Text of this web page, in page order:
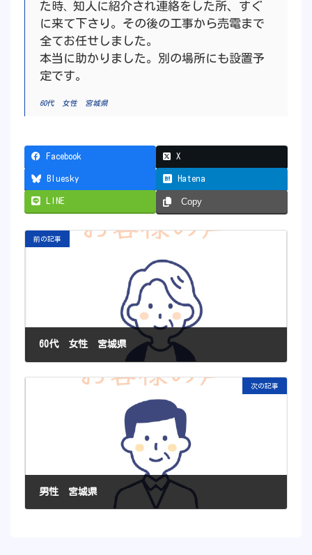
た時、 知人に紹介され連絡をした所、すぐ
に来て下さり。その後の工事から売電まで
全てお任せしました。
本当に助かりました。別の場所にも設置予
定です。
60代 女性 宮城県
Facebook X
Bluesky Hatena
LINE Copy
前の記事
60代 女性 宮城県
次の記事
男性 宮城県